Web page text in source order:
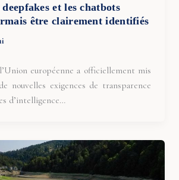
et les chatbots
être clairement identifiés
européenne a officiellement mis
nouvelles exigences de transparence
d’intelligence…